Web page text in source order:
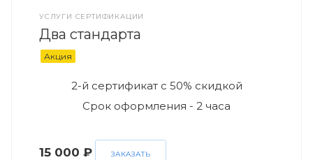
УСЛУГИ СЕРТИФИКАЦИИ
Два стандарта
Акция
2-й сертификат с 50% скидкой
Срок оформления - 2 часа
15 000 ₽ ЗАКАЗАТЬ